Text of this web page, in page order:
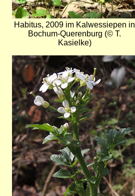
Habitus, 2009 im Kalwessiepen in
Bochum-Querenburg (© T.
Kasielke)
Bild